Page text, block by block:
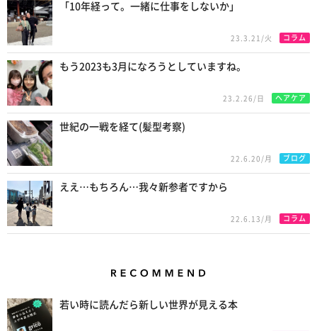
「10年経って。一緒に仕事をしないか」
23.3.21/火 コラム
もう2023も3月になろうとしていますね。
23.2.26/日 ヘアケア
世紀の一戦を経て(髪型考察)
22.6.20/月 ブログ
ええ…もちろん…我々新参者ですから
22.6.13/月 コラム
若い時に読んだら新しい世界が見える本